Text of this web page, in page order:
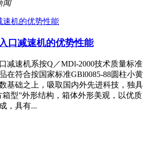
口减速机的优势性能
减速机系按Q／MDl-2000技术质量标准
在符合按国家标准GBl0085-88圆柱小黄
基础之上，吸取国内外先进科技，独具
箱型”外形结构，箱体外形美观，以优质
，具有...